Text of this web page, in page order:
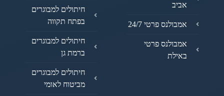
אביב
אמבולנס פרטי 24/7
אמבולנס פרטי
באילת
חיתולים למבוגרים
בפתח תקווה
חיתולים למבוגרים
ברמת גן
חיתולים למבוגרים
מביטוח לאומי